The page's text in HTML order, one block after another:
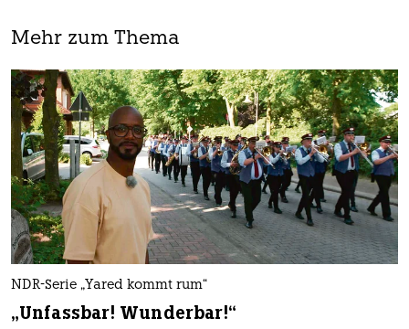
Mehr zum Thema
NDR-Serie „Yared kommt rum“
„Unfassbar! Wunderbar!“